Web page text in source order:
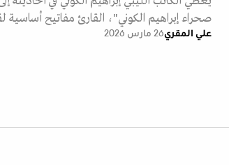
صحراء إبراهيم الكوني"، القارئ مفاتيح أساسية
علي المقري26 مارس 2026